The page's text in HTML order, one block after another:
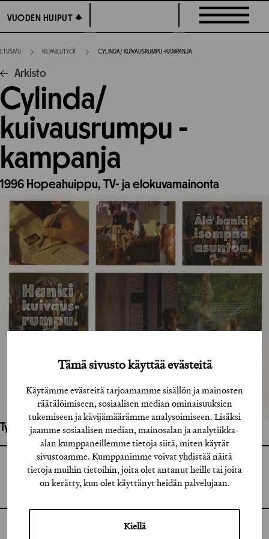
Tämä sivusto käyttää evästeitä
Käytämme evästeitä tarjoamamme sisällön ja mainosten
räätälöimiseen, sosiaalisen median ominaisuuksien
tukemiseen ja kävijämäärämme analysoimiseen. Lisäksi
jaamme sosiaalisen median, mainosalan ja analytiikka-
alan kumppaneillemme tietoja siitä, miten käytät
sivustoamme. Kumppanimme voivat yhdistää näitä
tietoja muihin tietoihin, joita olet antanut heille tai joita
on kerätty, kun olet käyttänyt heidän palvelujaan.
Kiellä
suoraan
sisältöön
VUODEN HUIPUT
VUODEN HUIPUT
ETUSIVU KILPAILUTYÖT CYLINDA/ KUIVAUSRUMPU -KAMPANJA
Arkisto
Cylinda/
kuivausrumpu -
kampanja
1996 Hopeahuippu, TV- ja elokuvamainonta
Työhön osallistuneet henkilöt / tahot:
GRAFIA RY
GRAFIA(AT)GRAFIA.FI
UUDENMAANKATU 11 B 9,
00120 HELSINKI